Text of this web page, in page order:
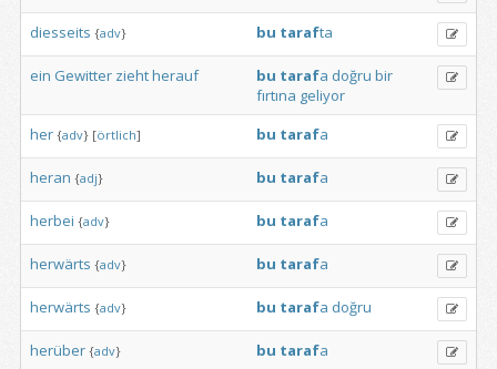
diesseits {adv} bu tarafta
ein Gewitter ziehtherauf bu tarafa doğru bir
fırtına geliyor
her {adv} [örtlich] bu tarafa
heran {adj} bu tarafa
herbei {adv} bu tarafa
herwärts {adv} bu tarafa
herwärts {adv} bu tarafa doğru
herüber {adv} bu tarafa